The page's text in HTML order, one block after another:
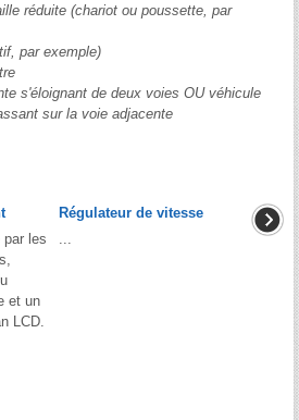
réduite (chariot ou poussette, par
par exemple)
s'éloignant de deux voies OU véhicule
sur la voie adjacente
les
et un
LCD.
Régulateur de vitesse